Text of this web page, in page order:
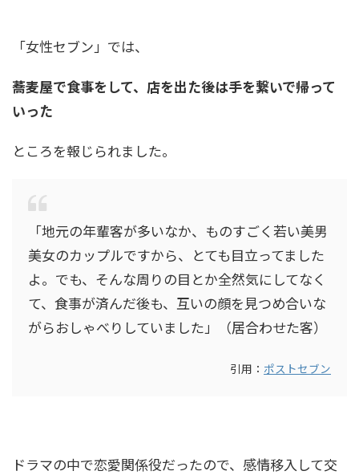
「女性セブン」では、
蕎麦屋で食事をして、店を出た後は手を繋いで帰って
いった
ところを報じられました。
「地元の年輩客が多いなか、ものすごく若い美男
美女のカップルですから、とても目立ってました
よ。でも、そんな周りの目とか全然気にしてなく
て、食事が済んだ後も、互いの顔を見つめ合いな
がらおしゃべりしていました」（居合わせた客）
引用： ポストセブン
ドラマの中で恋愛関係役だったので、感情移入して交